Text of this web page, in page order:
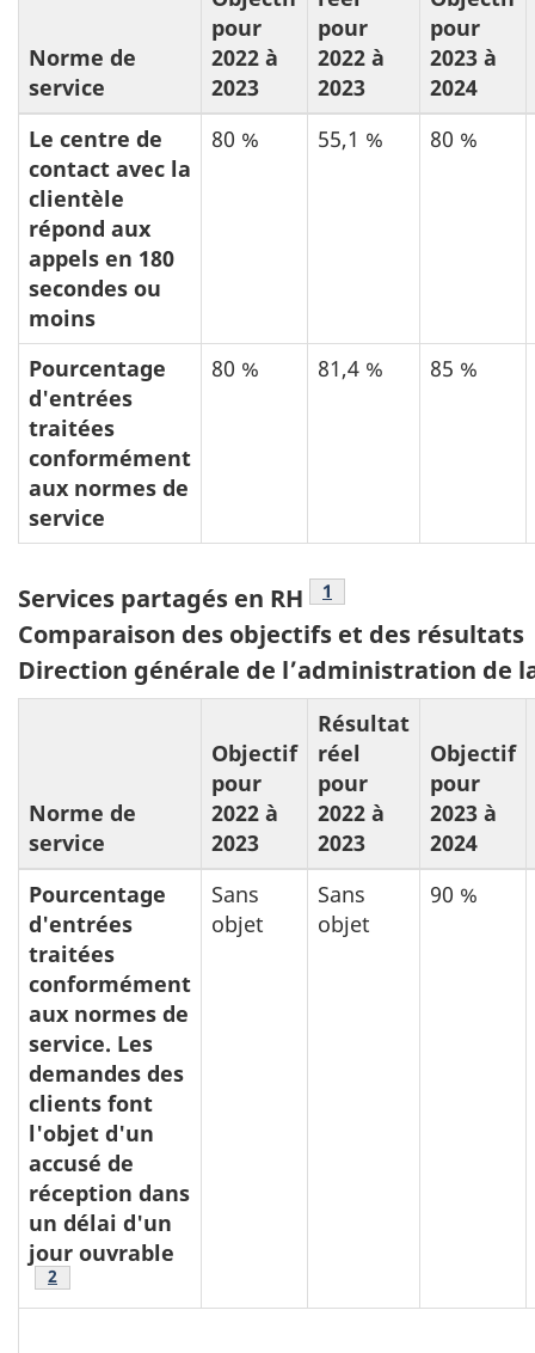
Norme de
service
pour
2022 à
2023
pour
2022 à
2023
pour
2023 à
2024
Le centre de
contact avec la
clientèle
répond aux
appels en 180
secondes ou
moins
80 % 55,1 % 80 %
Pourcentage
d'entrées
traitées
conformément
aux normes de
service
80 % 81,4 % 85 %
Tableau
5:
Services partagés en RH note du tableau 5
1
Comparaison des objectifs et des résultats
Direction générale de l’administration de
Norme de
service
Objectif
pour
2022 à
2023
Résultat
réel
pour
2022 à
2023
Objectif
pour
2023 à
2024
Pourcentage
d'entrées
traitées
conformément
aux normes de
service. Les
demandes des
clients font
l'objet d'un
accusé de
réception dans
un délai d'un
jour ouvrable
note du tableau 5
2
Sans
objet
Sans
objet
90 %